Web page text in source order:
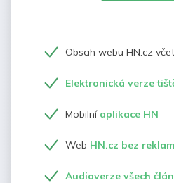
Obsah webu HN.cz
Elektronická verze
Mobilní aplikace HN
Web HN.cz bez reklam
Audioverze všech